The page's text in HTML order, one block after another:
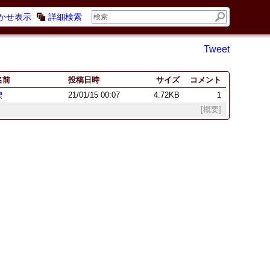
せ表示 詳細検索
Tweet
前 投稿日時 サイズ
コメント
21/01/15 00:07 4.72KB
1
[概要]